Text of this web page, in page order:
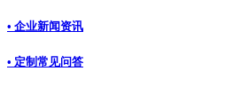
• 企业新闻资讯
• 定制常见问答